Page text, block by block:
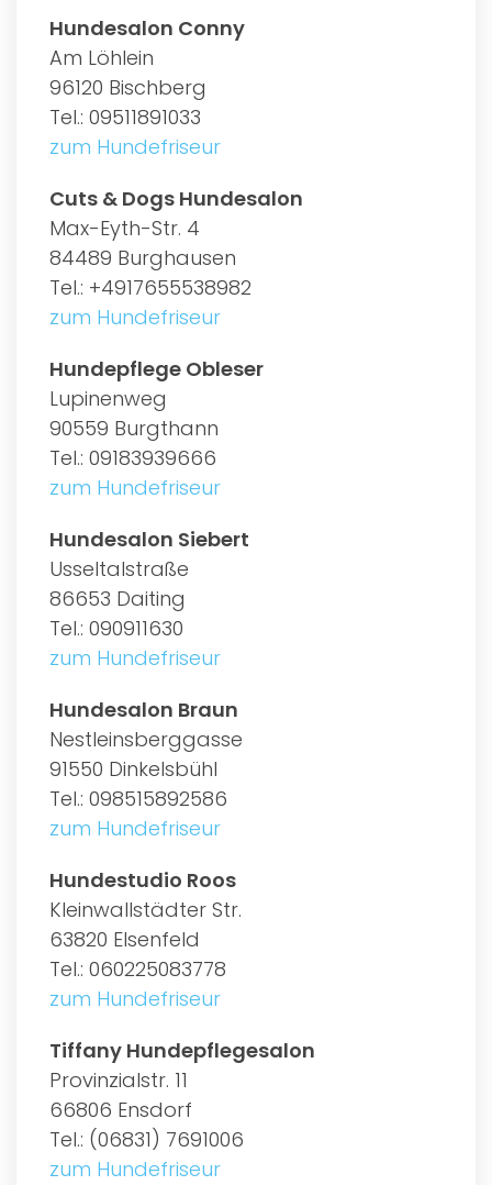
Hundesalon Conny
Am Löhlein
96120 Bischberg
Tel.: 09511891033
zum Hundefriseur
Cuts & Dogs Hundesalon
Max-Eyth-Str. 4
84489 Burghausen
Tel.: +4917655538982
zum Hundefriseur
Hundepflege Obleser
Lupinenweg
90559 Burgthann
Tel.: 09183939666
zum Hundefriseur
Hundesalon Siebert
Usseltalstraße
86653 Daiting
Tel.: 090911630
zum Hundefriseur
Hundesalon Braun
Nestleinsberggasse
91550 Dinkelsbühl
Tel.: 098515892586
zum Hundefriseur
Hundestudio Roos
Kleinwallstädter Str.
63820 Elsenfeld
Tel.: 060225083778
zum Hundefriseur
Tiffany Hundepflegesalon
Provinzialstr. 11
66806 Ensdorf
Tel.: (06831) 7691006
zum Hundefriseur